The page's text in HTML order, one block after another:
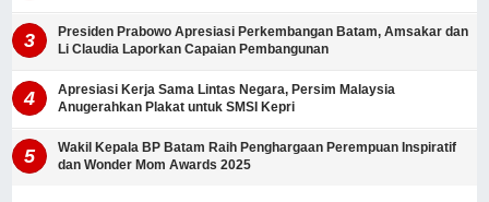
Presiden Prabowo Apresiasi Perkembangan Batam, Amsakar dan
Li Claudia Laporkan Capaian Pembangunan
Apresiasi Kerja Sama Lintas Negara, Persim Malaysia
Anugerahkan Plakat untuk SMSI Kepri
Wakil Kepala BP Batam Raih Penghargaan Perempuan Inspiratif
dan Wonder Mom Awards 2025